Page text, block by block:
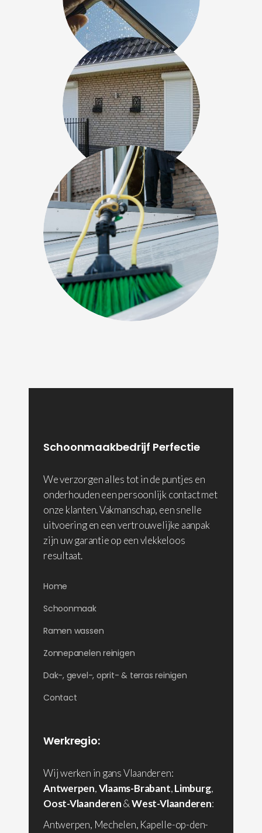
Schoonmaakbedrijf Perfectie
We verzorgen alles tot in de puntjes en
onderhouden een persoonlijk contact met
onze klanten. Vakmanschap, een snelle
uitvoering en een vertrouwelijke aanpak
zijn uw garantie op een vlekkeloos
resultaat.
Home
Schoonmaak
Ramen wassen
Zonnepanelen reinigen
Dak-, gevel-, oprit- & terras reinigen
Contact
Werkregio:
Wij werken in gans Vlaanderen:
Antwerpen,Vlaams-Brabant,Limburg,
Oost-Vlaanderen&West-Vlaanderen:
Antwerpen, Mechelen, Kapelle-op-den-